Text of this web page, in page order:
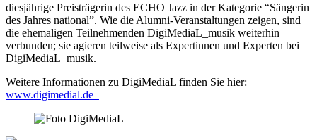
diesjährige Preisträgerin des ECHO Jazz in der Kategorie “Sängerin
des Jahres national”. Wie die Alumni-Veranstaltungen zeigen, sind
die ehemaligen Teilnehmenden DigiMediaL_musik weiterhin
verbunden; sie agieren teilweise als Expertinnen und Experten bei
DigiMediaL_musik.
Weitere Informationen zu DigiMediaL finden Sie hier:
www.digimedial.de